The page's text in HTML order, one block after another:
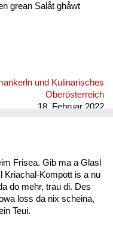
grean Salåt ghåwt
und Kulinarisches
Oberösterreich
18. Februar 2022
Frisea. Gib ma a Glasl
Kriachal-Kompott is a nu
do mehr, trau di. Des
loss da nix scheina,
Teui.